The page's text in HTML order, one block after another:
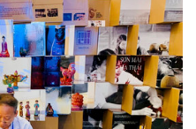
thái thủ công, biến vốn cổ
lai.